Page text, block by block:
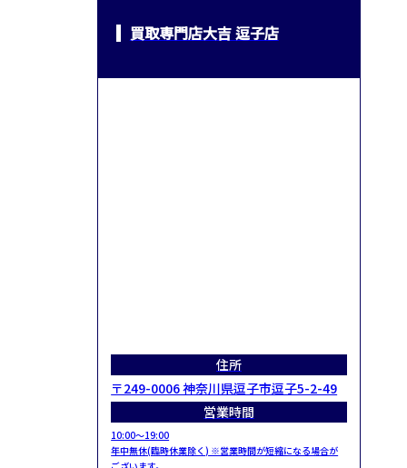
買取専門店大吉 逗子店
住所
〒249-0006 神奈川県逗子市逗子5-2-49
営業時間
10:00～19:00
年中無休(臨時休業除く) ※営業時間が短縮になる場合が